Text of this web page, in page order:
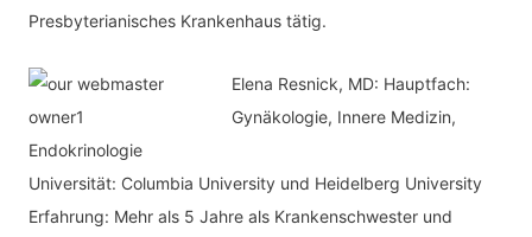
Presbyterianisches Krankenhaus tätig.
Elena Resnick, MD: Hauptfach:
Gynäkologie, Innere Medizin,
Endokrinologie
Universität: Columbia University und Heidelberg University
Erfahrung: Mehr als 5 Jahre als Krankenschwester und